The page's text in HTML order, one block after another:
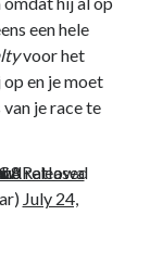
een hele
voor het
en je moet
je race te